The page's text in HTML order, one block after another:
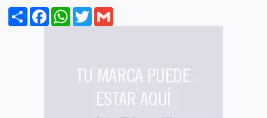
ShareFacebookWhatsApp
Twitter